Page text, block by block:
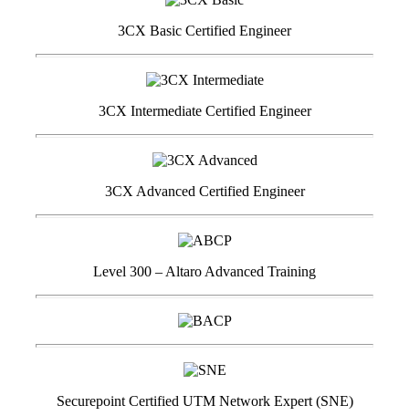
3CX Basic Certified Engineer
3CX Intermediate Certified Engineer
3CX Advanced Certified Engineer
Level 300 – Altaro Advanced Training
Securepoint Certified UTM Network Expert (SNE)